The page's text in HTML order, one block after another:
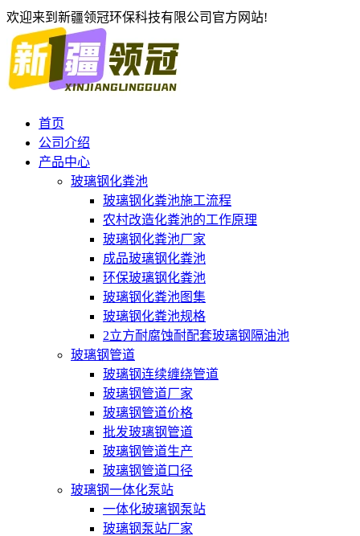
欢迎来到新疆领冠环保科技有限公司官方网站!
首页
公司介绍
产品中心
玻璃钢化粪池
玻璃钢化粪池施工流程
农村改造化粪池的工作原理
玻璃钢化粪池厂家
成品玻璃钢化粪池
环保玻璃钢化粪池
玻璃钢化粪池图集
玻璃钢化粪池规格
2立方耐腐蚀耐配套玻璃钢隔油池
玻璃钢管道
玻璃钢连续缠绕管道
玻璃钢管道厂家
玻璃钢管道价格
批发玻璃钢管道
玻璃钢管道生产
玻璃钢管道口径
玻璃钢一体化泵站
一体化玻璃钢泵站
玻璃钢泵站厂家